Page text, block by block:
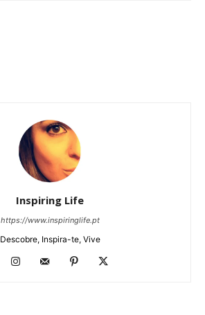
Inspiring Life
https://www.inspiringlife.pt
Descobre, Inspira-te, Vive